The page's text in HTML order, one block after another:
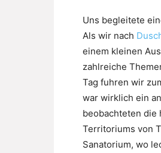
Uns begleitete
Als wir nach
einem kleinen
zahlreiche
Tag fuhren wir
war wirklich ein
beobachteten die
Territoriums von
Sanatorium, wo